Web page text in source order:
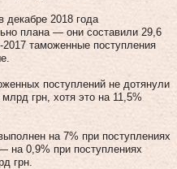
декабре 2018 года
плана — они составили 29,6
таможенные поступления
поступлений не дотянули
грн, хотя это на 11,5%
на 7% при поступлениях
на 0,9% при поступлениях
грн.